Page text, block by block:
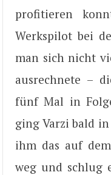
profitieren
Werkspilot bei
man sich nicht
ausrechnete –
fünf Mal in
ging Varzi bald
ihm das auf
weg und schlug